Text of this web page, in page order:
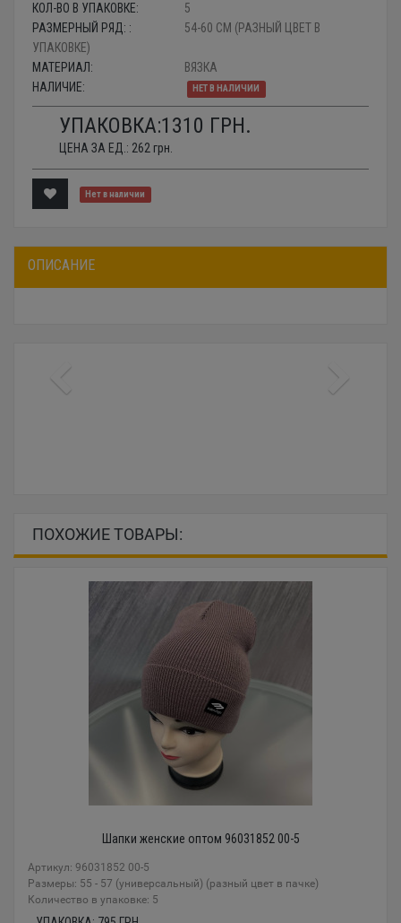
КОЛ-ВО В УПАКОВКЕ:
5
РАЗМЕРНЫЙ РЯД: :
54-60 СМ (РАЗНЫЙ ЦВЕТ В
УПАКОВКЕ)
МАТЕРИАЛ:
ВЯЗКА
НАЛИЧИЕ:
НЕТ В НАЛИЧИИ
УПАКОВКА:1310 ГРН.
ЦЕНА ЗА ЕД.: 262 грн.
Нет в наличии
ОПИСАНИЕ
ПОХОЖИЕ ТОВАРЫ:
Шапки женские оптом 96031852 00-5
Артикул: 96031852 00-5
Размеры: 55 - 57 (универсальный) (разный цвет в пачке)
Количество в упаковке: 5